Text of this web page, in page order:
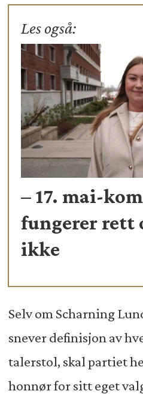
Les også:
– 17. mai-
fungerer rett
ikke
Selv om Scharning
snever definisjon av
talerstol, skal partiet
honnør for sitt eget